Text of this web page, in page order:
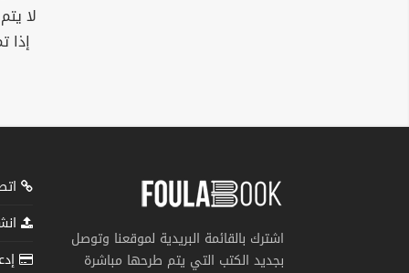
لا
إذا
اشترك بالقائمة البريدية لموقعنا وتوصل
بجديد الكتب التي يتم طرحها مباشرة